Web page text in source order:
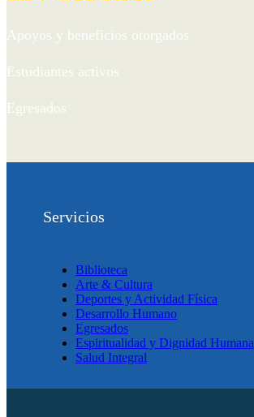
Apoyos y beneficios otorgados
Estudiantes activos
Egresados
Servicios
Biblioteca
Arte & Cultura
Deportes y Actividad Física
Desarrollo Humano
Egresados
Espiritualidad y Dignidad Humana
Salud Integral